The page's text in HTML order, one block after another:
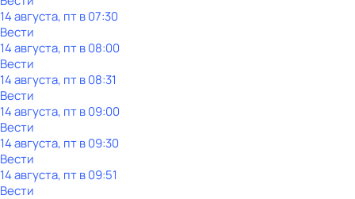
14 августа, пт в 07:30
Вести
14 августа, пт в 08:00
Вести
14 августа, пт в 08:31
Вести
14 августа, пт в 09:00
Вести
14 августа, пт в 09:30
Вести
14 августа, пт в 09:51
Вести